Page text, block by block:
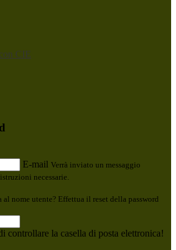
CIE
E-mail Verrà inviato un messaggio
necessarie.
al nome utente? Effettua il reset della password
controllare la casella di posta elettronica!